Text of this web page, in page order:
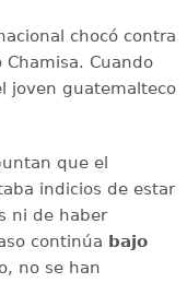
chocó contra
Cuando
joven guatemalteco
que el
indicios de estar
ni de haber
continúa bajo
no se han